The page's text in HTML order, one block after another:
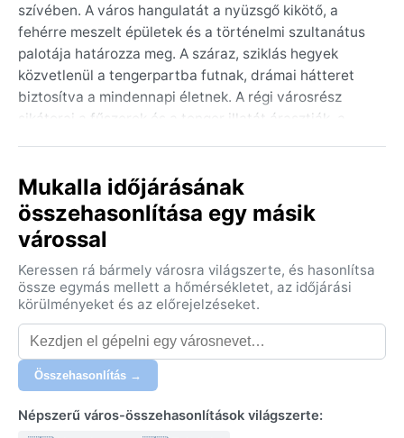
szívében. A város hangulatát a nyüzsgő kikötő, a
fehérre meszelt épületek és a történelmi szultanátus
palotája határozza meg. A száraz, sziklás hegyek
közvetlenül a tengerpartba futnak, drámai hátteret
biztosítva a mindennapi életnek. A régi városrész
sikátorai a fűszerek és a tenger illatát árasztják, a
klíma, melyet egész évben perzselő hőség jellemez. A
nyarak rendkívül forróak, a nappali hőmérséklet
gyakran meghaladja a 40°C-ot, a tenger közelsége
kellemesek, a nappali hőmérséklet 25-30°C körül
alakul, az éjszakák hűvösebbek. A csapadék rendkívül
ritka: évente alig 50-100 mm hullik, szinte kizárólag a
téli hónapokban. A bőröndbe könnyű, légáteresztő
pamutruhák, sapka és erős naptej kötelező; a
hűvösebb estékre egy vékony kardigán is jól jöhet.
A legkedvezőbb időszak az utazásra a novembertől
Mukalla időjárásának
összehasonlítása egy másik
várossal
Keressen rá bármely városra világszerte, és hasonlítsa
össze egymás mellett a hőmérsékletet, az időjárási
körülményeket és az előrejelzéseket.
Összehasonlítás →
Népszerű város-összehasonlítások világszerte: